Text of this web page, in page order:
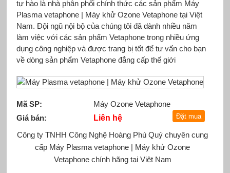
tự hào là nhà phân phối chính thức các sản phẩm Máy
Plasma vetaphone | Máy khử Ozone Vetaphone tại Việt
Nam. Đội ngũ nội bộ của chúng tôi đã dành nhiều năm
làm việc với các sản phẩm Vetaphone trong nhiều ứng
dụng công nghiệp và được trang bị tốt để tư vấn cho bạn
về dòng sản phẩm Vetaphone đẳng cấp thế giới
Mã SP:
Máy Ozone Vetaphone
Giá bán:
Liên hệ
Công ty TNHH Công Nghệ Hoàng Phú Quý chuyên cung
cấp Máy Plasma vetaphone | Máy khử Ozone
Vetaphone chính hãng tại Việt Nam